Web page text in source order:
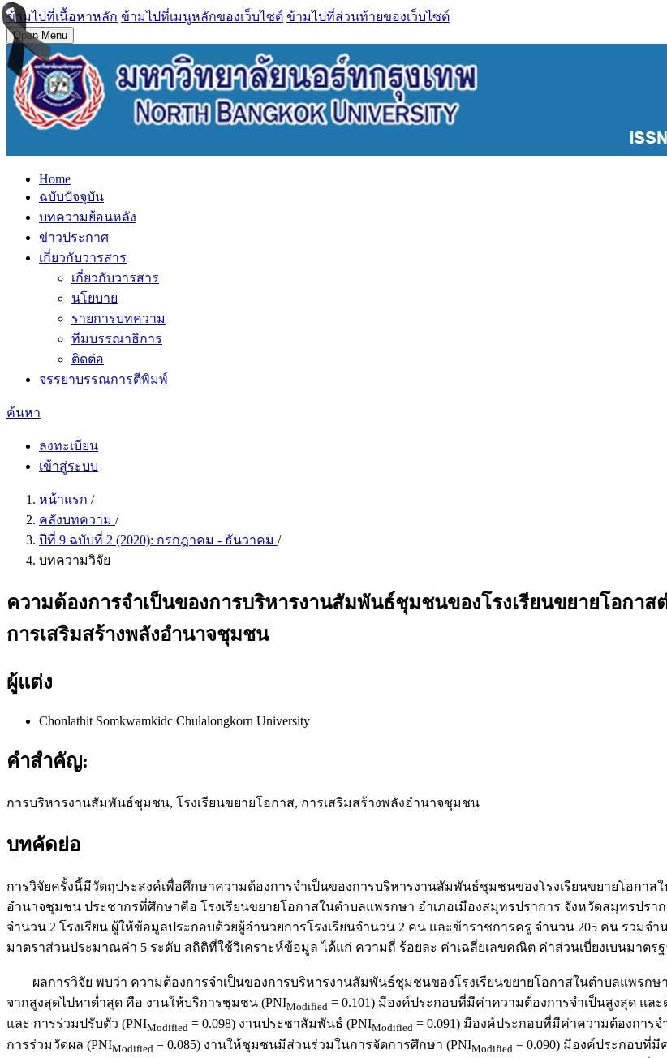
ข้ามไปที่เนื้อหาหลัก ข้ามไปที่เมนูหลักของเว็บไซต์ ข้ามไปที่ส่วนท้ายของเว็บไซต์
Open Menu
Home
ฉบับปัจจุบัน
บทความย้อนหลัง
ข่าวประกาศ
เกี่ยวกับวารสาร
เกี่ยวกับวารสาร
นโยบาย
รายการบทความ
ทีมบรรณาธิการ
ติดต่อ
จรรยาบรรณการตีพิมพ์
ค้นหา
ลงทะเบียน
เข้าสู่ระบบ
หน้าแรก /
คลังบทความ /
ปีที่ 9 ฉบับที่ 2 (2020): กรกฎาคม - ธันวาคม /
บทความวิจัย
ความต้องการจำเป็นของการบริหารงานสัมพันธ์ชุมชนของโรงเรียนขยายโอกา
การเสริมสร้างพลังอำนาจชุมชน
ผู้แต่ง
Chonlathit Somkwamkidc Chulalongkorn University
คำสำคัญ:
การบริหารงานสัมพันธ์ชุมชน, โรงเรียนขยายโอกาส, การเสริมสร้างพลังอำนาจชุมชน
บทคัดย่อ
การวิจัยครั้งนี้มีวัตถุประสงค์เพื่อศึกษาความต้องการจำเป็นของการบริหารงานสัมพันธ์ชุมชนของโรงเรียนขยายโอกา
อำนาจชุมชน ประชากรที่ศึกษาคือ โรงเรียนขยายโอกาสในตำบลแพรกษา อำเภอเมืองสมุทรปราการ จังหวัดสมุทรปร
จำนวน 2 โรงเรียน ผู้ให้ข้อมูลประกอบด้วยผู้อำนวยการโรงเรียนจำนวน 2 คน และข้าราชการครู จำนวน 205 คน รวม
มาตราส่วนประมาณค่า 5 ระดับ สถิติที่ใช้วิเคราะห์ข้อมูล ได้แก่ ความถี่ ร้อยละ ค่าเฉลี่ยเลขคณิต ค่าส่วนเบี่ยงเบนมาตร
ผลการวิจัย พบว่า ความต้องการจำเป็นของการบริหารงานสัมพันธ์ชุมชนของโรงเรียนขยายโอกาสในตำบลแพรกษ
จากสูงสุดไปหาต่ำสุด คือ งานให้บริการชุมชน (PNIModified = 0.101) มีองค์ประกอบที่มีค่าความต้องการจำเป็นสูงสุด แล
และ การร่วมปรับตัว (PNIModified = 0.098) งานประชาสัมพันธ์ (PNIModified = 0.091) มีองค์ประกอบที่มีค่าความต้องการ
การร่วมวัดผล (PNIModified = 0.085) งานให้ชุมชนมีส่วนร่วมในการจัดการศึกษา (PNIModified = 0.090) มีองค์ประกอบที่